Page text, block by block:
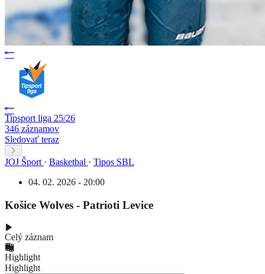
Tipsport liga 25/26
346 záznamov
Sledovať teraz
JOJ Šport · Basketbal · Tipos SBL
04. 02. 2026 - 20:00
Košice Wolves - Patrioti Levice
Celý záznam
Highlight
Highlight